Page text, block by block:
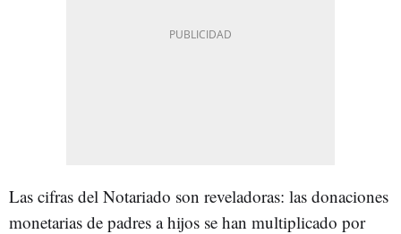
Las cifras del Notariado son reveladoras: las donaciones
monetarias de padres a hijos se han multiplicado por